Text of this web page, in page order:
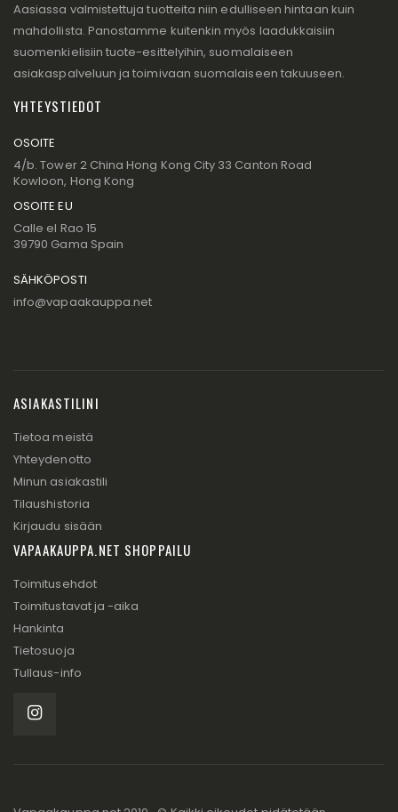
Aasiassa valmistettuja tuotteita niin edulliseen hintaan kuin
mahdollista. Panostamme kuitenkin myös laadukkaisiin
suomenkielisiin tuote-esittelyihin, suomalaiseen
asiakaspalveluun ja toimivaan suomalaiseen takuuseen.
YHTEYSTIEDOT
OSOITE
4/b. Tower 2 China Hong Kong City 33 Canton Road
Kowloon, Hong Kong
OSOITE EU
Calle el Rao 15
39790 Gama Spain
SÄHKÖPOSTI
info@vapaakauppa.net
ASIAKASTILINI
Tietoa meistä
Yhteydenotto
Minun asiakastili
Tilaushistoria
Kirjaudu sisään
VAPAAKAUPPA.NET SHOPPAILU
Toimitusehdot
Toimitustavat ja -aika
Hankinta
Tietosuoja
Tullaus-info